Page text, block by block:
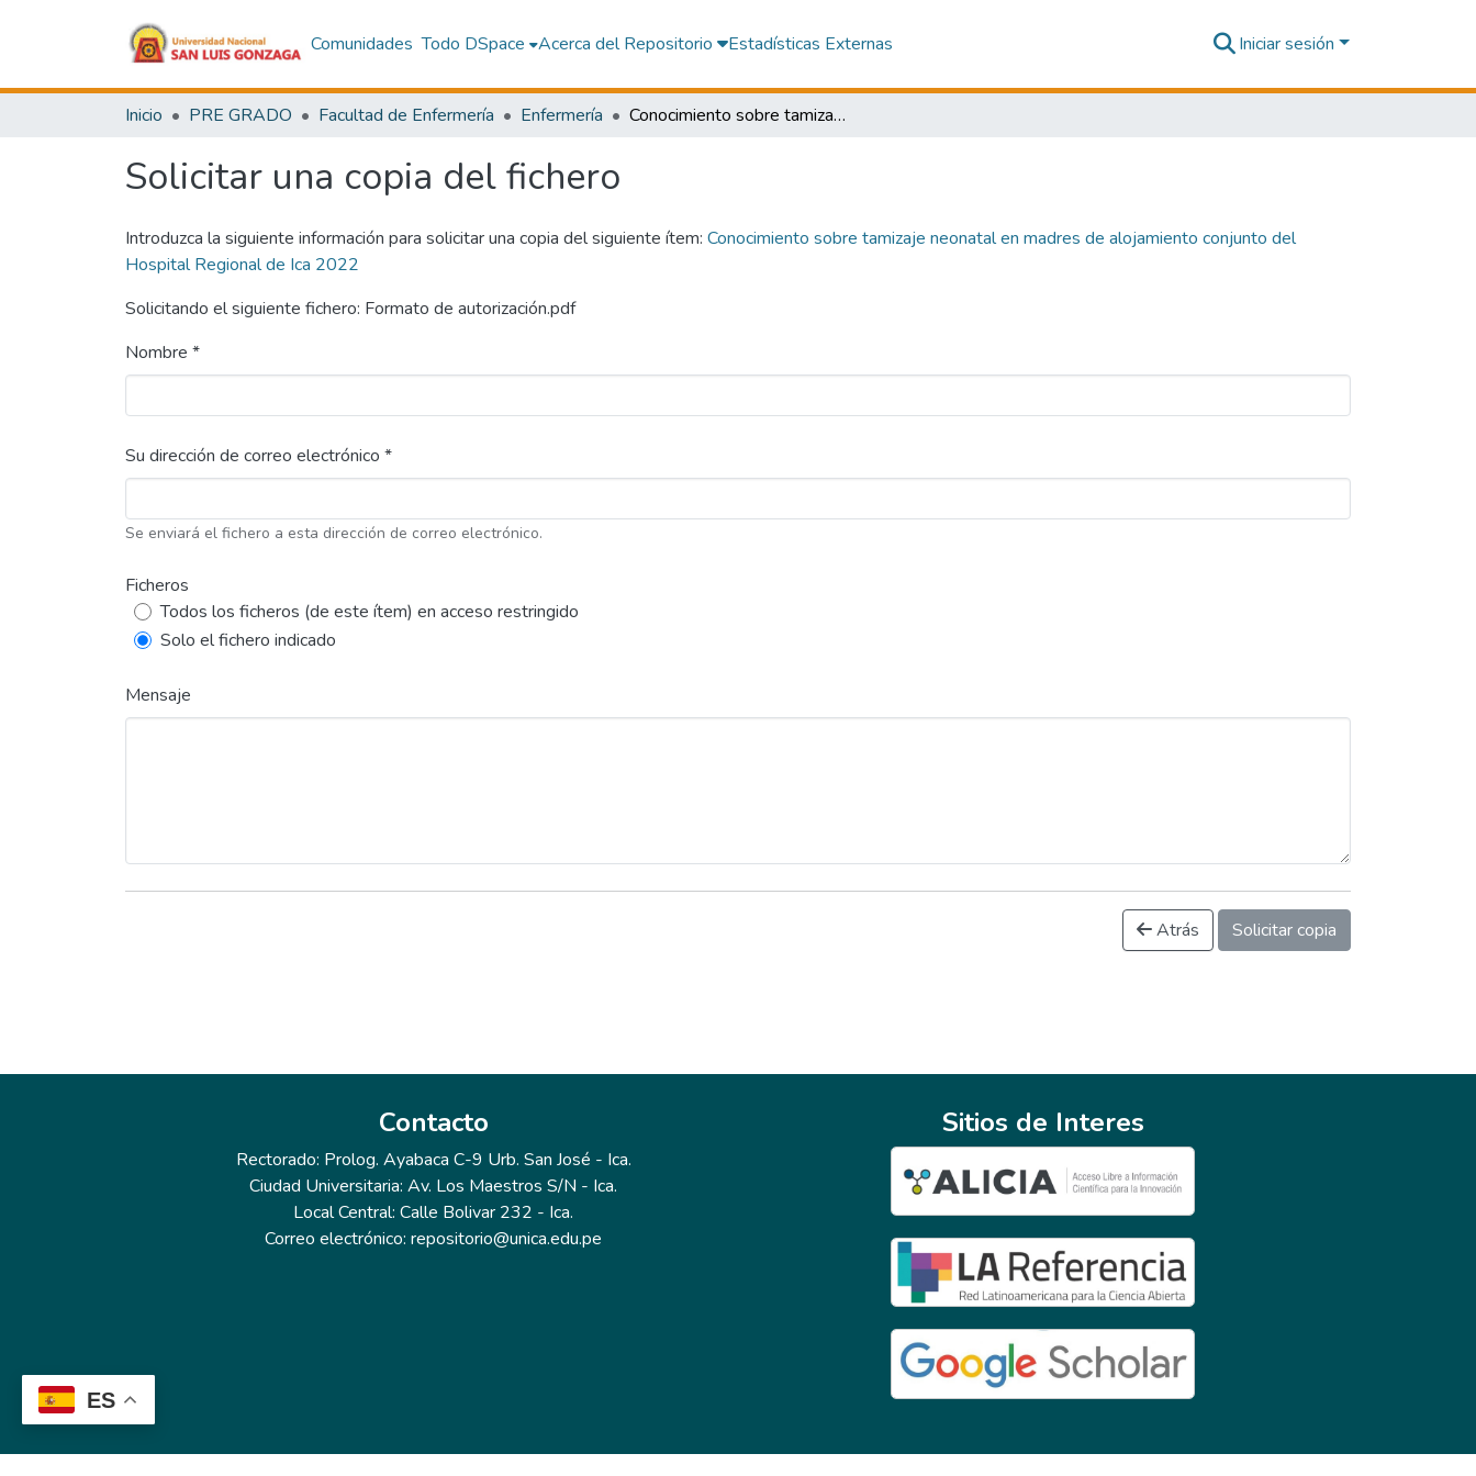
ES
Comunidades Todo DSpace Acerca del Repositorio Estadísticas Externas Iniciar sesión
Inicio PRE GRADO Facultad de Enfermería Enfermería Conocimiento sobre tamizaje neonatal en madres de alojamiento conjunto del Hospital Regional de Ica 2022
Solicitar una copia del fichero
Introduzca la siguiente información para solicitar una copia del siguiente ítem: Conocimiento sobre tamizaje neonatal en madres de alojamiento conjunto del
Hospital Regional de Ica 2022
Solicitando el siguiente fichero: Formato de autorización.pdf
Nombre *
Su dirección de correo electrónico *
Se enviará el fichero a esta dirección de correo electrónico.
Ficheros
Todos los ficheros (de este ítem) en acceso restringido
Solo el fichero indicado
Mensaje
Atrás Solicitar copia
Contacto
Rectorado: Prolog. Ayabaca C-9 Urb. San José - Ica.
Ciudad Universitaria: Av. Los Maestros S/N - Ica.
Local Central: Calle Bolivar 232 - Ica.
Correo electrónico: repositorio@unica.edu.pe
Sitios de Interes